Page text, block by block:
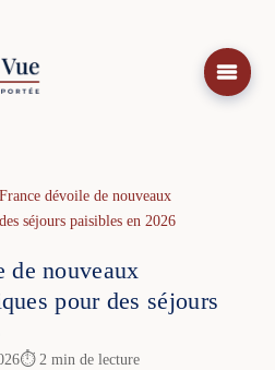
dévoile de nouveaux
séjours paisibles en 2026
de nouveaux
pour des séjours
⏱ 2 min de lecture